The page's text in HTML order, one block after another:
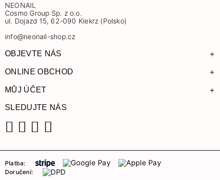
NEONAIL
Cosmo Group Sp. z o.o.
ul. Dojazd 15, 62-090 Kiekrz (Polsko)
info@neonail-shop.cz
OBJEVTE NÁS +
ONLINE OBCHOD +
MŮJ ÚČET +
SLEDUJTE NÁS
Platba:
Doručení: